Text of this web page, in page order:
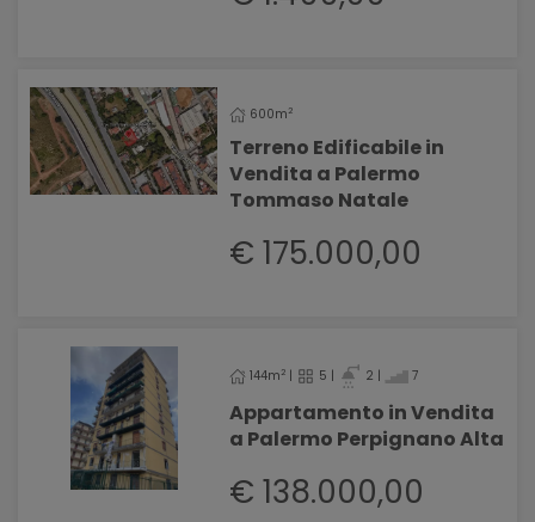
600m2
Terreno Edificabile in
Vendita a Palermo
Tommaso Natale
€ 175.000,00
144m2 | 5 | 2 | 7
Appartamento in Vendita
a Palermo Perpignano Alta
€ 138.000,00